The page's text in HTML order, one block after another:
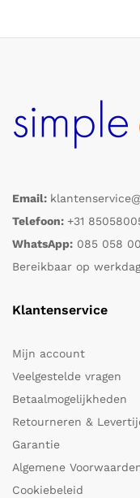
Email:
Telefoon: +31
WhatsApp: 085 058
Bereikbaar op
Klantenservice
Mijn account
Veelgestelde vragen
Betaalmogelijkheden
Retourneren &
Garantie
Algemene
Cookiebeleid